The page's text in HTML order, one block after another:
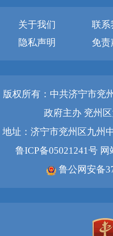
关于我们 联系
隐私声明
免责
版权所有：中共济宁市兖
政府主办 兖州
地址：济宁市兖州区九州
鲁ICP备05021241号 网
鲁公网安备